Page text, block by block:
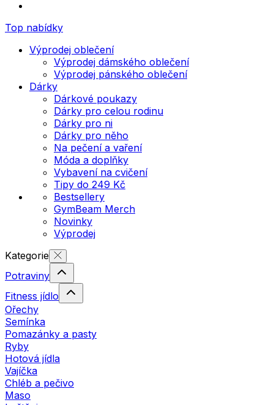
Top nabídky
Výprodej oblečení
Výprodej dámského oblečení
Výprodej pánského oblečení
Dárky
Dárkové poukazy
Dárky pro celou rodinu
Dárky pro ni
Dárky pro něho
Na pečení a vaření
Móda a doplňky
Vybavení na cvičení
Tipy do 249 Kč
Bestsellery
GymBeam Merch
Novinky
Výprodej
Kategorie
Potraviny
Fitness jídlo
Ořechy
Semínka
Pomazánky a pasty
Ryby
Hotová jídla
Vajíčka
Chléb a pečivo
Maso